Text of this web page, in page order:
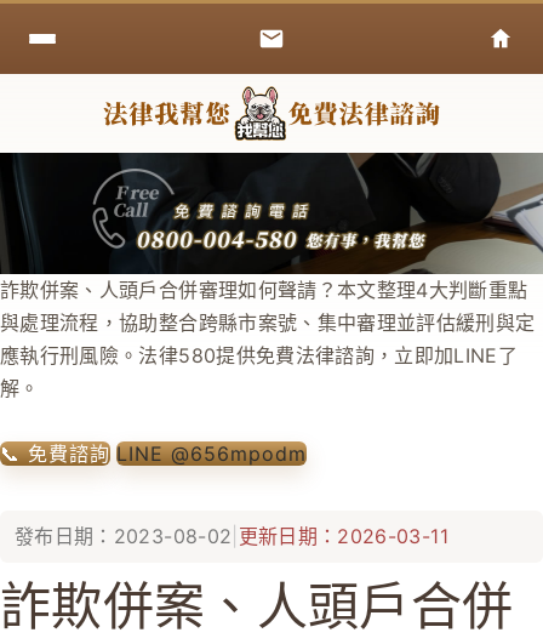
詐欺併案、人頭戶合併審理如何聲請？本文整理4大判斷重點
與處理流程，協助整合跨縣市案號、集中審理並評估緩刑與定
應執行刑風險。法律580提供免費法律諮詢，立即加LINE了
解。
📞 免費諮詢 LINE @656mpodm
發布日期：2023-08-02 更新日期：2026-03-11
詐欺併案、人頭戶合併